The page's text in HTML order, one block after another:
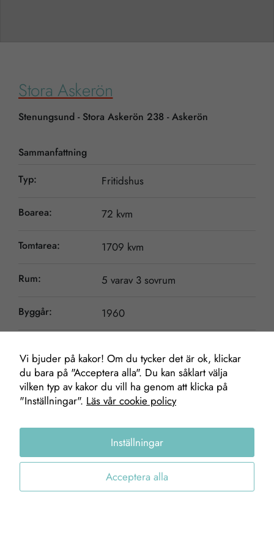
Stora Askerön
Stenungsund - Stora Askerön 238 - Askerön
Sammanfattning
Typ:
Fritidshus
Boarea: 72 kvm
Tomtarea: 1709 kvm
Rum: 5 varav 3 sovrum
Byggår: 1960
Mäklare
Peter Karlsson
Fastighetsmäklare
0703-83 12 78
Vi bjuder på kakor! Om du tycker det är ok, klickar
du bara på "Acceptera alla". Du kan såklart välja
vilken typ av kakor du vill ha genom att klicka på
"Inställningar". Läs vår cookie policy
Inställningar
Acceptera alla
Nödvändiga
Dessa kakor
går inte att
behövs för att
hemsidan
över huvud
taget ska